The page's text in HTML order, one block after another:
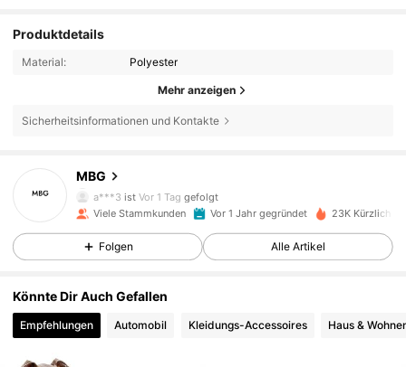
Produktdetails
Material: Polyester
Mehr anzeigen
Sicherheitsinformationen und Kontakte
MBG
a***3 ist Vor 1 Tag gefolgt
Viele Stammkunden Vor 1 Jahr gegründet 23K Kürzlich
Folgen Alle Artikel
Könnte Dir Auch Gefallen
Empfehlungen Automobil Kleidungs-Accessoires Haus &